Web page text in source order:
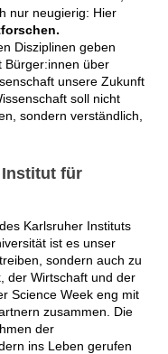
nur neugierig: Hier
Disziplinen geben
Bürger:innen über
unsere Zukunft
soll nicht
sondern verständlich,
für
Karlsruher Instituts
ist es unser
sondern auch zu
der Wirtschaft und der
Science Week eng mit
zusammen. Die
der
ins Leben gerufen